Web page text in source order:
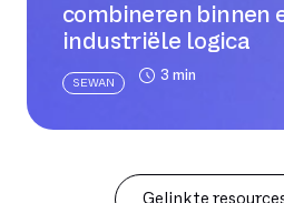
combineren binnen
industriële logica
SEWAN 3 min
Gelinkte